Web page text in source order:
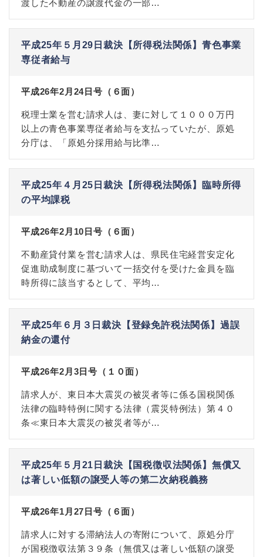
渡した不動産の譲渡代金の一部…
平成25年５月29日裁決【所得税法関係】青色事業
専従者給与
平成26年2月24日号（６面）
税理士業を営む請求人は、妻に対して１０００万円
以上の青色事業専従者給与を支払っていたが、原処
分庁は、「原処分採用給与比準…
平成25年４月25日裁決【所得税法関係】臨時所得
の平均課税
平成26年2月10日号（６面）
不動産貸付業を営む請求人は、県民住宅経営安定化
促進助成制度に基づいて一括交付を受けた金員を臨
時所得に該当するとして、平均…
平成25年６月３日裁決【登録免許税法関係】過誤
納金の還付
平成26年2月3日号（１０面）
請求人が、東日本大震災の被災者等に係る国税関係
法律の臨時特例に関する法律（震災特例法）第４０
条≪東日本大震災の被災者等が…
平成25年５月21日裁決【国税徴収法関係】無償又
は著しい低額の譲受人等の第二次納税義務
平成26年1月27日号（６面）
請求人に対する滞納法人の寄附について、原処分庁
が国税徴収法第３９条（無償又は著しい低額の譲受